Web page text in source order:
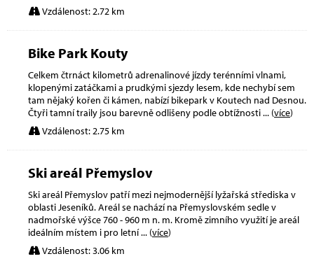
Vzdálenost: 2.72 km
Bike Park Kouty
Celkem čtrnáct kilometrů adrenalinové jízdy terénními vlnami,
klopenými zatáčkami a prudkými sjezdy lesem, kde nechybí sem
tam nějaký kořen či kámen, nabízí bikepark v Koutech nad Desnou.
Čtyři tamní traily jsou barevně odlišeny podle obtížnosti... (více)
Vzdálenost: 2.75 km
Ski areál Přemyslov
Ski areál Přemyslov patří mezi nejmodernější lyžařská střediska v
oblasti Jeseníků. Areál se nachází na Přemyslovském sedle v
nadmořské výšce 760 - 960 m n. m. Kromě zimního využití je areál
ideálním místem i pro letní... (více)
Vzdálenost: 3.06 km